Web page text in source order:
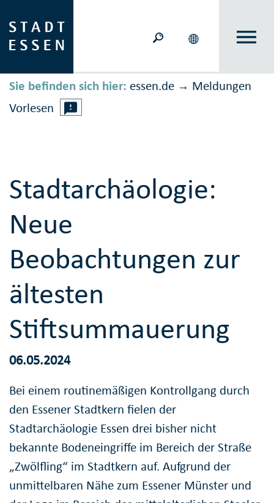
Sie befinden sich hier: essen.de → Meldungen
Vorlesen
Stadtarchäologie:
Neue
Beobachtungen zur
ältesten
Stiftsummauerung
06.05.2024
Bei einem routinemäßigen Kontrollgang durch
den Essener Stadtkern fielen der
Stadtarchäologie Essen drei bisher nicht
bekannte Bodeneingriffe im Bereich der Straße
„Zwölfling“ im Stadtkern auf. Aufgrund der
unmittelbaren Nähe zum Essener Münster und